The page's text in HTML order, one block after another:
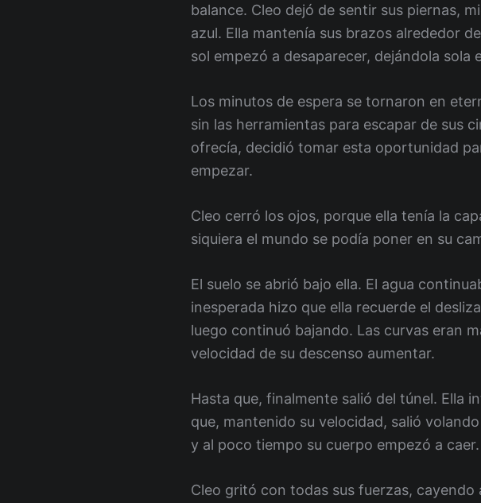
balance. Cleo dejó de sentir sus piernas,
azul. Ella mantenía sus brazos alrededor
sol empezó a desaparecer, dejándola sola
Los minutos de espera se tornaron en
sin las herramientas para escapar de sus
ofrecía, decidió tomar esta oportunidad
empezar.
Cleo cerró los ojos, porque ella tenía la
siquiera el mundo se podía poner en su
El suelo se abrió bajo ella. El agua
inesperada hizo que ella recuerde el
luego continuó bajando. Las curvas eran
velocidad de su descenso aumentar.
Hasta que, finalmente salió del túnel. Ella
que, mantenido su velocidad, salió
y al poco tiempo su cuerpo empezó a caer.
Cleo gritó con todas sus fuerzas,